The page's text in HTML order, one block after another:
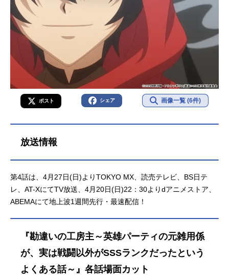
ポスト シェア 画像一覧 (6件)
放送情報
第4話は、4月27日(日)よりTOKYO MX、読売テレビ、BS日テ
レ、AT-XにてTV放送、4月20日(日)22：30よりdアニメストア、
ABEMAにて地上波1週間先行・最速配信！
『勘違いの工房主～英雄パーティの元雑用係
が、実は戦闘以外がSSSランクだったという
よくある話～』各話場面カット